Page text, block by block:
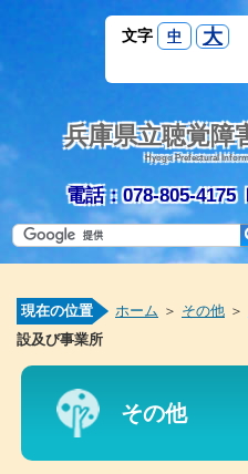
文字 中 大
兵庫県立聴覚障
Hyogo Prefectural
電話：078-805-4175
現在の位置 ホーム ＞ その他 ＞
設及び事業所
その他